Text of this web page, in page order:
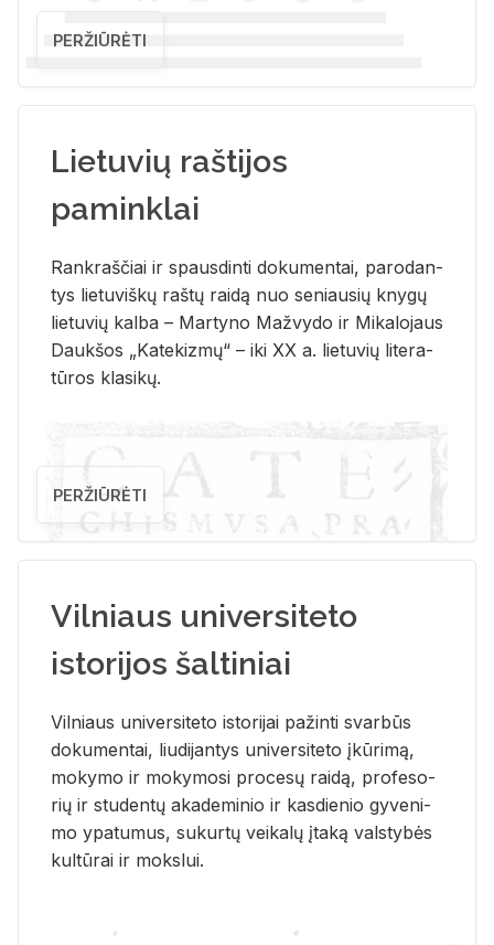
PERŽIŪRĖTI
Lietuvių raštijos
paminklai
Rank­raš­čiai ir spaus­din­ti do­ku­men­tai, pa­ro­dan­
tys lie­tu­viš­kų raš­tų rai­dą nuo se­niau­sių kny­gų
lie­tu­vių kal­ba – Mar­ty­no Ma­žvy­do ir Mi­ka­lo­jaus
Dauk­šos „Ka­te­kiz­mų“ – iki XX a. lie­tu­vių li­te­ra­
tū­ros kla­si­kų.
PERŽIŪRĖTI
Vilniaus universiteto
istorijos šaltiniai
Vil­niaus uni­ver­si­te­to is­to­ri­jai pa­žin­ti svar­būs
do­ku­men­tai, liu­di­jan­tys uni­ver­si­te­to įkū­ri­mą,
mo­ky­mo ir mo­ky­mo­si pro­ce­sų rai­dą, pro­fe­so­
rių ir stu­den­tų aka­de­mi­nio ir kas­die­nio gy­ve­ni­
mo ypa­tu­mus, su­kur­tų vei­ka­lų įta­ką vals­ty­bės
kul­tū­rai ir moks­lui.